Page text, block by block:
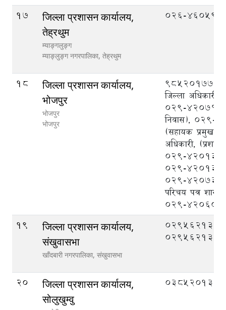
17
जिल्ला प्रशासन कार्यालय,
तेह्रथुम
म्याङ्गलुङ्ग
म्याङ्लुङ्ग नगरपालिका, तेह्रथुम
026-460599
18
जिल्ला प्रशासन कार्यालय,
भोजपुर
भोजपुर
भोजपुर
९८५२०१७७७७
जिल्ला अधिकारी),
०२९-४२०७१५
निवास), ०२९-
(सहायक प्रमुख
अधिकारी, (प्रशासन
०२९-
०२९-४२०१३३/
०२९-४२०७३०
परिचय पत्र शाखा
०२९-४२०६०१)
19
जिल्ला प्रशासन कार्यालय,
संखुवासभा
खाँदबारी नगरपालिका, संखुवासभा
029562133,
029562134
20
जिल्ला प्रशासन कार्यालय,
सोलुखुम्वु
038520132